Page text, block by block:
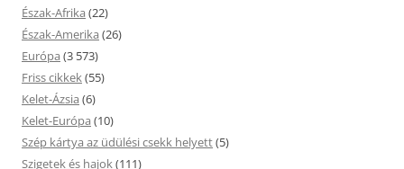
Észak-Afrika (22)
Észak-Amerika (26)
Európa (3 573)
Friss cikkek(55)
Kelet-Ázsia (6)
Kelet-Európa (10)
Szép kártya az üdülési csekk helyett(5)
Szigetek és hajok(111)